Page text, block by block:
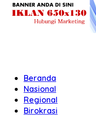
Beranda
Nasional
Regional
Birokrasi